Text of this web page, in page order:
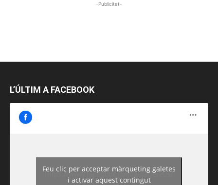
-Publicitat-
L’ÚLTIM A FACEBOOK
https://www.facebook.com/guiadereus/
Feu clic per acceptar màrqueting galetes
i activar aquest contingut